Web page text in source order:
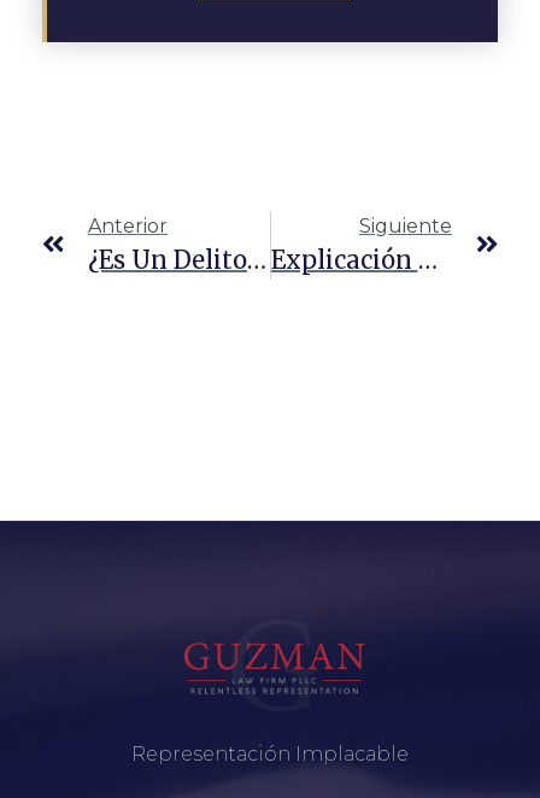
Anterior
¿Es Un Delito Grave Atropellar A Alguien Y Darse A La Fuga?
Siguiente
Explicación De Las Indemnizaciones Por Muerte Por Negligencia En Texas
Representación Implacable